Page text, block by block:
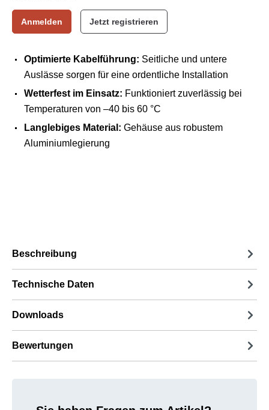
Anmelden Jetzt registrieren
Optimierte Kabelführung: Seitliche und untere
Auslässe sorgen für eine ordentliche Installation
Wetterfest im Einsatz: Funktioniert zuverlässig bei
Temperaturen von –40 bis 60 °C
Langlebiges Material: Gehäuse aus robustem
Aluminiumlegierung
Beschreibung
Technische Daten
Downloads
Bewertungen